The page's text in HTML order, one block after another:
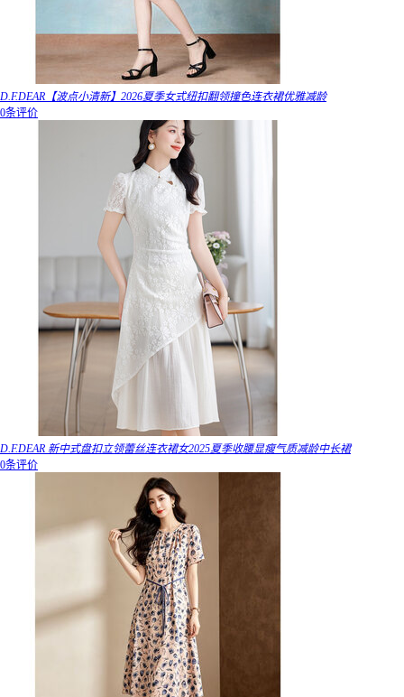
D.F.DEAR【波点小清新】2026夏季女式纽扣翻领撞色连衣裙优雅减龄
0条评价
D.F.DEAR 新中式盘扣立领蕾丝连衣裙女2025夏季收腰显瘦气质减龄中长裙
0条评价